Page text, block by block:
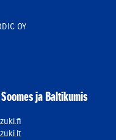
OY
ja Baltikumis